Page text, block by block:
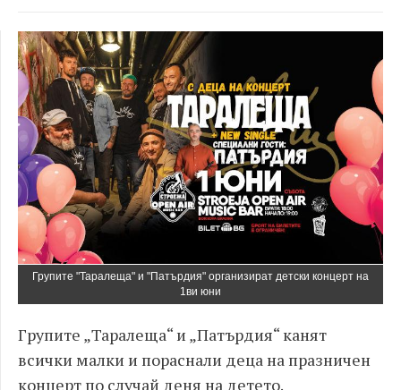
Групите "Таралеща" и "Патърдия" организират детски концерт на
1ви юни
Групите „Таралеща“ и „Патърдия“ канят
всички малки и пораснали деца на празничен
концерт по случай деня на детето.